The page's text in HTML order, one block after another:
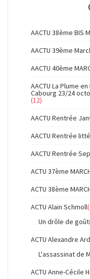
AACTU 38ème BIS
AACTU 39ème
AACTU 40ème
AACTU La Plume
Cabourg 23/24
(12)
AACTU Rentrée
AACTU Rentrée
AACTU Rentrée
ACTU 37ème
ACTU 38ème
ACTU Alain Schmoll
Un drôle de goût
ACTU Alexandre
L'assassinat de
ACTU Anne-Cécile